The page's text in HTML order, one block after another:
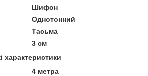
Шифон
Однотонний
Тасьма
3 см
характеристики
4 метра